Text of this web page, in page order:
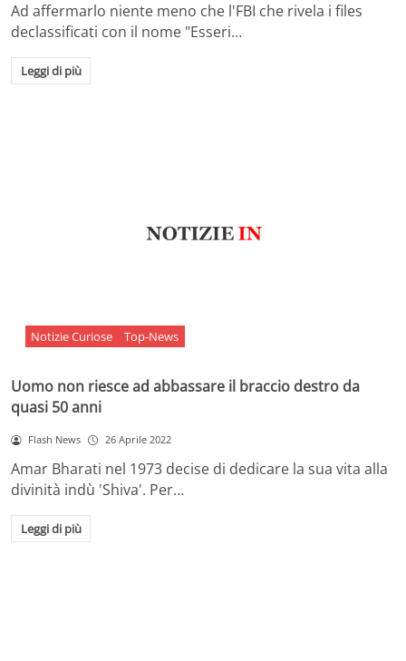
Ad affermarlo niente meno che l'FBI che rivela i files
declassificati con il nome "Esseri…
Leggi di più
Notizie Curiose Top-News
Uomo non riesce ad abbassare il braccio destro da
quasi 50 anni
Flash News 26 Aprile 2022
Amar Bharati nel 1973 decise di dedicare la sua vita alla
divinità indù 'Shiva'. Per…
Leggi di più